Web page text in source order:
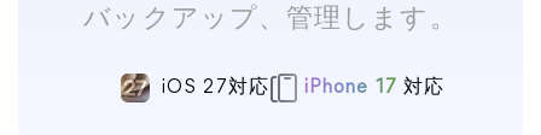
バックアップ、管理します。
iOS 27対応 iPhone 17 対応